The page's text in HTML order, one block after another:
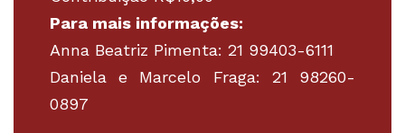
Para mais informações:
Anna Beatriz Pimenta: 21 99403-6111
Daniela e Marcelo Fraga: 21 98260-
0897